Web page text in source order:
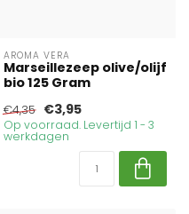
AROMA VERA
Marseillezeep olive/olijf
bio 125 Gram
€4,35 €3,95
Op voorraad. Levertijd 1 - 3
werkdagen